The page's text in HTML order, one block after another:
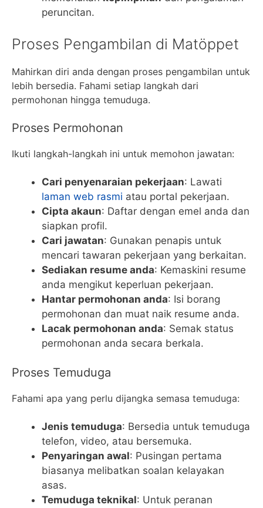
peruncitan.
Proses Pengambilan di Matöppet
Mahirkan diri anda dengan proses pengambilan untuk
lebih bersedia. Fahami setiap langkah dari
permohonan hingga temuduga.
Proses Permohonan
Ikuti langkah-langkah ini untuk memohon jawatan:
Cari penyenaraian pekerjaan: Lawati
laman web rasmi atau portal pekerjaan.
Cipta akaun: Daftar dengan emel anda dan
siapkan profil.
Cari jawatan: Gunakan penapis untuk
mencari tawaran pekerjaan yang berkaitan.
Sediakan resume anda: Kemaskini resume
anda mengikut keperluan pekerjaan.
Hantar permohonan anda: Isi borang
permohonan dan muat naik resume anda.
Lacak permohonan anda: Semak status
permohonan anda secara berkala.
Proses Temuduga
Fahami apa yang perlu dijangka semasa temuduga:
Jenis temuduga: Bersedia untuk temuduga
telefon, video, atau bersemuka.
Penyaringan awal: Pusingan pertama
biasanya melibatkan soalan kelayakan
asas.
Temuduga teknikal: Untuk peranan